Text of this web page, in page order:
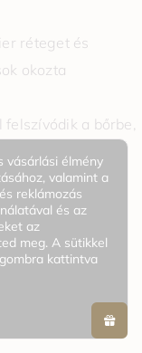
réteget és
okozta
felszívódik a bőrbe,
után.
bőr
vásárlási élmény
valamint a
reklámozás
és az
az
meg. A sütikkel
kattintva